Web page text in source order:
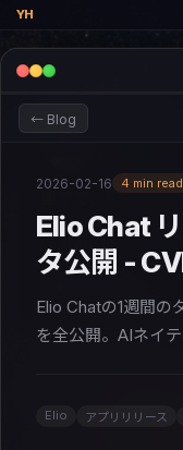
YH
👤 About
← Blog
2026-02-16 4 min read
Elio Chat
タ公開 -
Elio Chatの1週間の
を全公開。AIネイテ
Elio アプリリリース